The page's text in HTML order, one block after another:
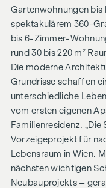
Gartenwohnungen bis
spektakulärem 360-
bis 6-Zimmer-
rund 30 bis 220 m²
Die moderne
Grundrisse schaffen
unterschiedliche
vom ersten eigenen
Familienresidenz. „Die
Vorzeigeprojekt für
Lebensraum in Wien.
nächsten wichtigen
Neubauprojekts –